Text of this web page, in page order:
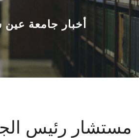
أخبار جامعة
مستشار رئيس